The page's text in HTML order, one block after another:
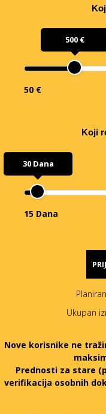
500 €
50 €
Koji
30 Dana
15 Dana
Ukupan
Nove korisnike ne
Prednosti za stare
verifikacija osobnih